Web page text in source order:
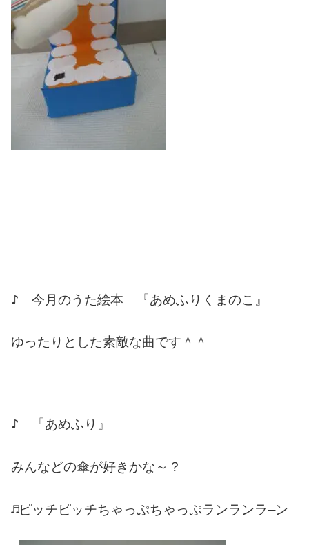
♪ 今月のうた絵本 『あめふりくまのこ』
ゆったりとした素敵な曲です＾＾
♪ 『あめふり』
みんなどの傘が好きかな～？
♬ピッチピッチちゃっぷちゃっぷランランラ―ン